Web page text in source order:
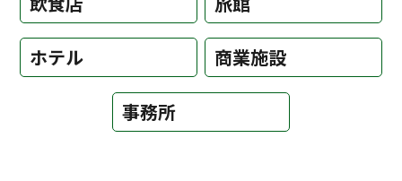
ホテル 商業施設
事務所